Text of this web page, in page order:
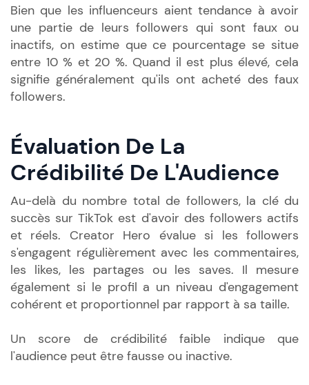
Bien que les influenceurs aient tendance à avoir
une partie de leurs followers qui sont faux ou
inactifs, on estime que ce pourcentage se situe
entre 10 % et 20 %. Quand il est plus élevé, cela
signifie généralement qu'ils ont acheté des faux
followers.
Évaluation De La
Crédibilité De L'Audience
Au-delà du nombre total de followers, la clé du
succès sur TikTok est d'avoir des followers actifs
et réels. Creator Hero évalue si les followers
s'engagent régulièrement avec les commentaires,
les likes, les partages ou les saves. Il mesure
également si le profil a un niveau d'engagement
cohérent et proportionnel par rapport à sa taille.
Un score de crédibilité faible indique que
l'audience peut être fausse ou inactive.